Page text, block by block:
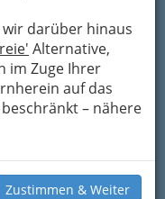
darüber hinaus
Alternative,
im Zuge Ihrer
auf das
– nähere
Zustimmen & Weiter